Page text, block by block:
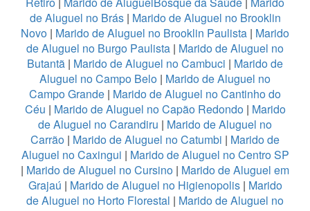
de Aluguel no Brás| Marido de Aluguel no Brooklin
Novo | Marido de Aluguel no Brooklin Paulista | Marido
de Aluguel no Burgo Paulista | Marido de Aluguel no
Butantã | Marido de Aluguel no Cambuci | Marido de
Aluguel no Campo Belo | Marido de Aluguel no
Campo Grande | Marido de Aluguel no Cantinho do
Céu | Marido de Aluguel no Capão Redondo| Marido
de Aluguel no Carandiru | Marido de Aluguel no
Carrão | Marido de Aluguel no Catumbi | Marido de
Aluguel no Caxingui | Marido de Aluguel no Centro SP
| Marido de Aluguel no Cursino | Marido de Aluguel em
Grajaú | Marido de Aluguel no Higienopolis| Marido
de Aluguel no Horto Florestal | Marido de Aluguel no